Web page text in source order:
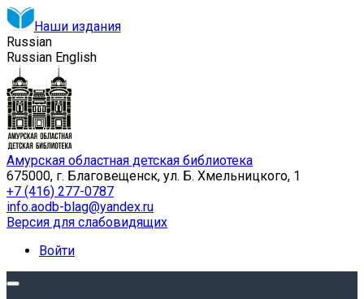
Наши издания
Russian
Russian English
Амурская областная детская библиотека
675000, г. Благовещенск, ул. Б. Хмельницкого, 1
+7 (416) 277-0787
info.aodb-blag@yandex.ru
Версия для слабовидящих
Войти